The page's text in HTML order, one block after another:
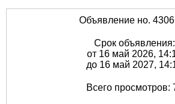
Объявление но.
Срок объявления:
от 16 май 2026,
до 16 май 2027,
Всего просмотров: